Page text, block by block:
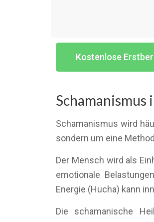
Kostenlose
Schamanismus
Schamanismus wird
sondern um eine
Der Mensch wird als
emotionale
Energie (Hucha) kann
Die schamanische